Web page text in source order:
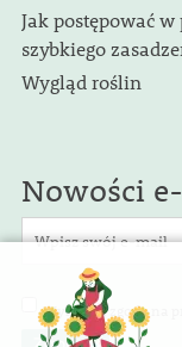
Jak postępować
szybkiego
Wygląd roślin
Nowości
Wyrażam zgodę na